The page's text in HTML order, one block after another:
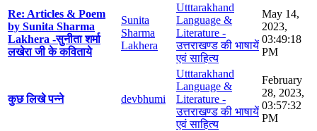
Re: Articles & Poem
by Sunita Sharma
Lakhera -सुनीता शर्मा
लखेरा जी के कविताये
Sunita
Sharma
Lakhera
Utttarakhand
Language &
Literature -
उत्तराखण्ड की भाषायें
एवं साहित्य
May 14,
2023,
03:49:18
PM
कुछ लिखे पन्ने devbhumi
Utttarakhand
Language &
Literature -
उत्तराखण्ड की भाषायें
एवं साहित्य
February
28, 2023,
03:57:32
PM